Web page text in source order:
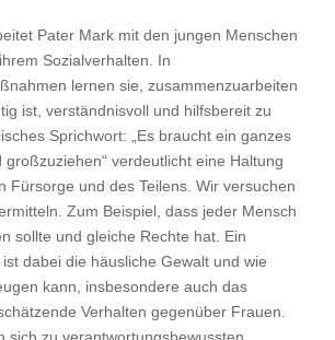
Pater Mark mit den jungen Menschen
Sozialverhalten. In
lernen sie, zusammenzuarbeiten
ist, verständnisvoll und hilfsbereit zu
Sprichwort: „Es braucht ein ganzes
großzuziehen“ verdeutlicht eine Haltung
Fürsorge und des Teilens. Wir versuchen
Zum Beispiel, dass jeder Mensch
sollte und gleiche Rechte hat. Ein
dabei die häusliche Gewalt und wie
kann, insbesondere auch das
Verhalten gegenüber Frauen.